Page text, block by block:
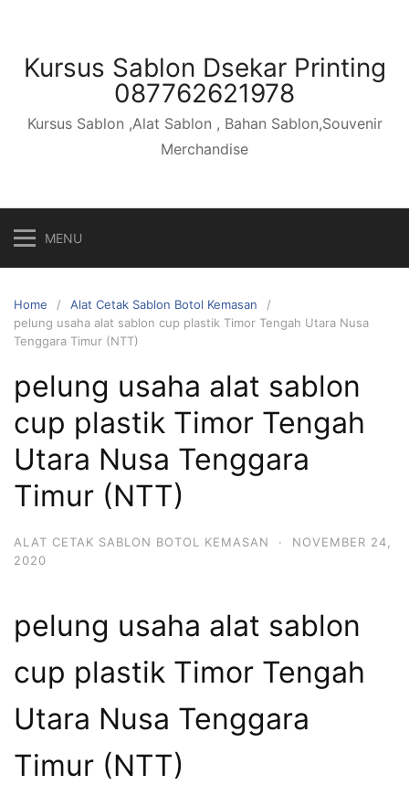
contentKursus Sablon Dsekar Printing
087762621978
Kursus Sablon ,Alat Sablon , Bahan Sablon,Souvenir
Merchandise
MENU
Home
Alat Cetak Sablon Botol Kemasan
pelung usaha alat sablon cup plastik Timor Tengah Utara Nusa
Tenggara Timur (NTT)
pelung usaha alat sablon
cup plastik Timor Tengah
Utara Nusa Tenggara
Timur (NTT)
ALAT CETAK SABLON BOTOL KEMASAN ·
NOVEMBER 24,
2020
pelung usaha alat sablon
cup plastik Timor Tengah
Utara Nusa Tenggara
Timur (NTT)